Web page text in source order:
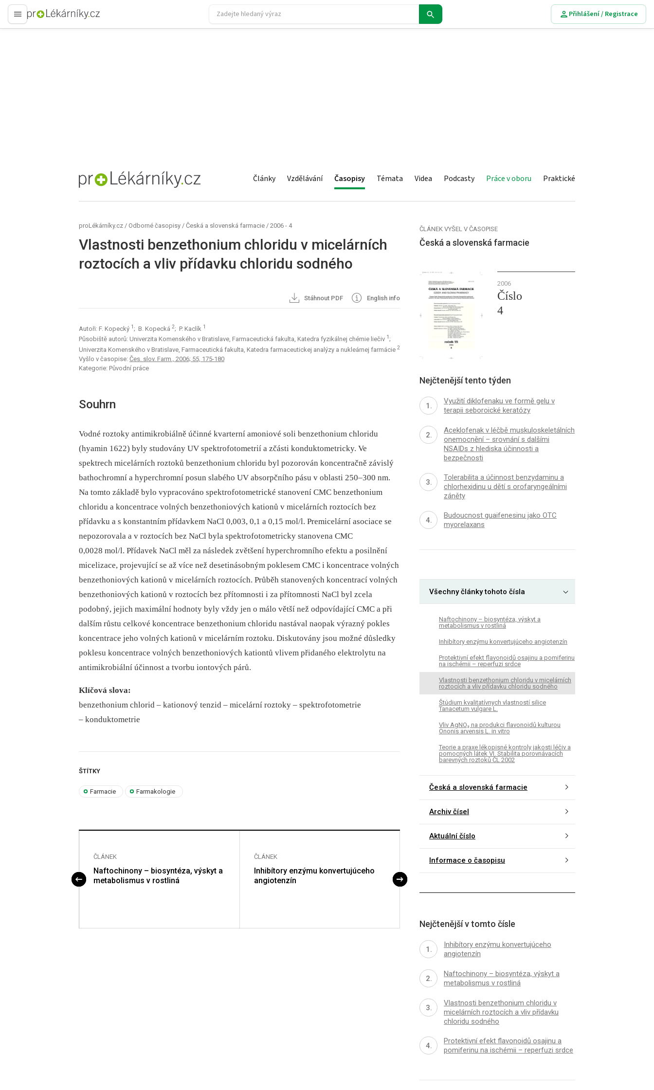
proLékaře.cz
Přihlášení / Registrace
proLékaře.cz Články Vzdělávání Časopisy Témata Videa Podcasty Práce v oboru Praktické
proLékárníky.cz / Odborné časopisy / Česká a slovenská farmacie / 2006 - 4
Vlastnosti benzethonium chloridu v micelárních
roztocích a vliv přídavku chloridu sodného
Stáhnout PDF English info
Autoři: F. Kopecký 1 ; B. Kopecká 2; P. Kaclík 1
Působiště autorů: Univerzita Komenského v Bratislave, Farmaceutická fakulta, Katedra fyzikálnej chémie liečiv 1 ;
Univerzita Komenského v Bratislave, Farmaceutická fakulta, Katedra farmaceutickej analýzy a nukleárnej farmácie 2
Vyšlo v časopise: Čes. slov. Farm., 2006; 55, 175-180
Kategorie: Původní práce
Souhrn
Vodné roztoky antimikrobiálně účinné kvarterní amoniové soli benzethonium chloridu
(hyamin 1622) byly studovány UV spektrofotometrií a zčásti konduktometricky. Ve
spektrech micelárních roztoků benzethonium chloridu byl pozorován koncentračně závislý
bathochromní a hyperchromní posun slabého UV absorpčního pásu v oblasti 250–300 nm.
Na tomto základě bylo vypracováno spektrofotometrické stanovení CMC benzethonium
chloridu a koncentrace volných benzethoniových kationů v micelárních roztocích bez
přídavku a s konstantním přídavkem NaCl 0,003, 0,1 a 0,15 mol/l. Premicelární asociace se
nepozorovala a v roztocích bez NaCl byla spektrofotometricky stanovena CMC
0,0028 mol/l. Přídavek NaCl měl za následek zvětšení hyperchromního efektu a posilnění
micelizace, projevující se až více než desetinásobným poklesem CMC i koncentrace volných
benzethoniových kationů v micelárních roztocích. Průběh stanovených koncentrací volných
benzethoniových kationů v roztocích bez přítomnosti i za přítomnosti NaCl byl zcela
podobný, jejich maximální hodnoty byly vždy jen o málo větší než odpovídající CMC a při
dalším růstu celkové koncentrace benzethonium chloridu nastával naopak výrazný pokles
koncentrace jeho volných kationů v micelárním roztoku. Diskutovány jsou možné důsledky
poklesu koncentrace volných benzethoniových kationtů vlivem přidaného elektrolytu na
antimikrobiální účinnost a tvorbu iontových párů.
Klíčová slova:
benzethonium chlorid –⁠ kationový tenzid –⁠ micelární roztoky –⁠ spektrofotometrie
–⁠ konduktometrie
ŠTÍTKY
Farmacie Farmakologie
ČLÁNEK
Naftochinony – biosyntéza, výskyt a
metabolismus v rostliná
ČLÁNEK
Inhibítory enzýmu konvertujúceho
angiotenzín
ČLÁNEK
Protektivní efekt flavonoidů osajinu
ČLÁNEK VYŠEL V ČASOPISE
Česká a slovenská farmacie
2006
Číslo
4
Nejčtenější tento týden
Využití diklofenaku ve formě gelu v
terapii seboroické keratózy
Aceklofenak v léčbě muskuloskeletálních
onemocnění – srovnání s dalšími
NSAIDs z hlediska účinnosti a
bezpečnosti
Tolerabilita a účinnost benzydaminu a
chlorhexidinu u dětí s orofaryngeálními
záněty
Budoucnost guaifenesinu jako OTC
myorelaxans
Všechny články tohoto čísla
Naftochinony – biosyntéza, výskyt a
metabolismus v rostliná
Inhibítory enzýmu konvertujúceho angiotenzín
Protektivní efekt flavonoidů osajinu a pomiferinu
na ischémii – reperfuzi srdce
Vlastnosti benzethonium chloridu v micelárních
roztocích a vliv přídavku chloridu sodného
Štúdium kvalitatívnych vlastností silice
Tanacetum vulgare L.
Vliv AgNO₃ na produkci flavonoidů kulturou
Ononis arvensis L. in vitro
Teorie a praxe lékopisné kontroly jakosti léčiv a
pomocných látek VI. Stabilita porovnávacích
barevných roztoků ČL 2002
Česká a slovenská farmacie
Archiv čísel
Aktuální číslo
Informace o časopisu
Nejčtenější v tomto čísle
Inhibítory enzýmu konvertujúceho
angiotenzín
Naftochinony – biosyntéza, výskyt a
metabolismus v rostliná
Vlastnosti benzethonium chloridu v
micelárních roztocích a vliv přídavku
chloridu sodného
Protektivní efekt flavonoidů osajinu a
pomiferinu na ischémii – reperfuzi srdce